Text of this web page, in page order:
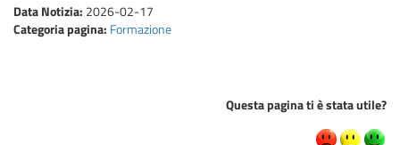
Data Notizia: 2026-02-17
Categoria pagina: Formazione
Questa pagina ti è stata utile?